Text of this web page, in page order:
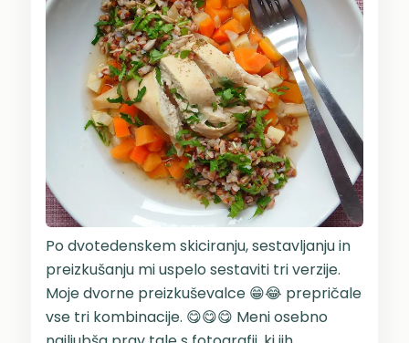
Po dvotedenskem skiciranju, sestavljanju in
preizkušanju mi uspelo sestaviti tri verzije.
Moje dvorne preizkuševalce 😁😂 prepričale
vse tri kombinacije. 😋😋😋 Meni osebno